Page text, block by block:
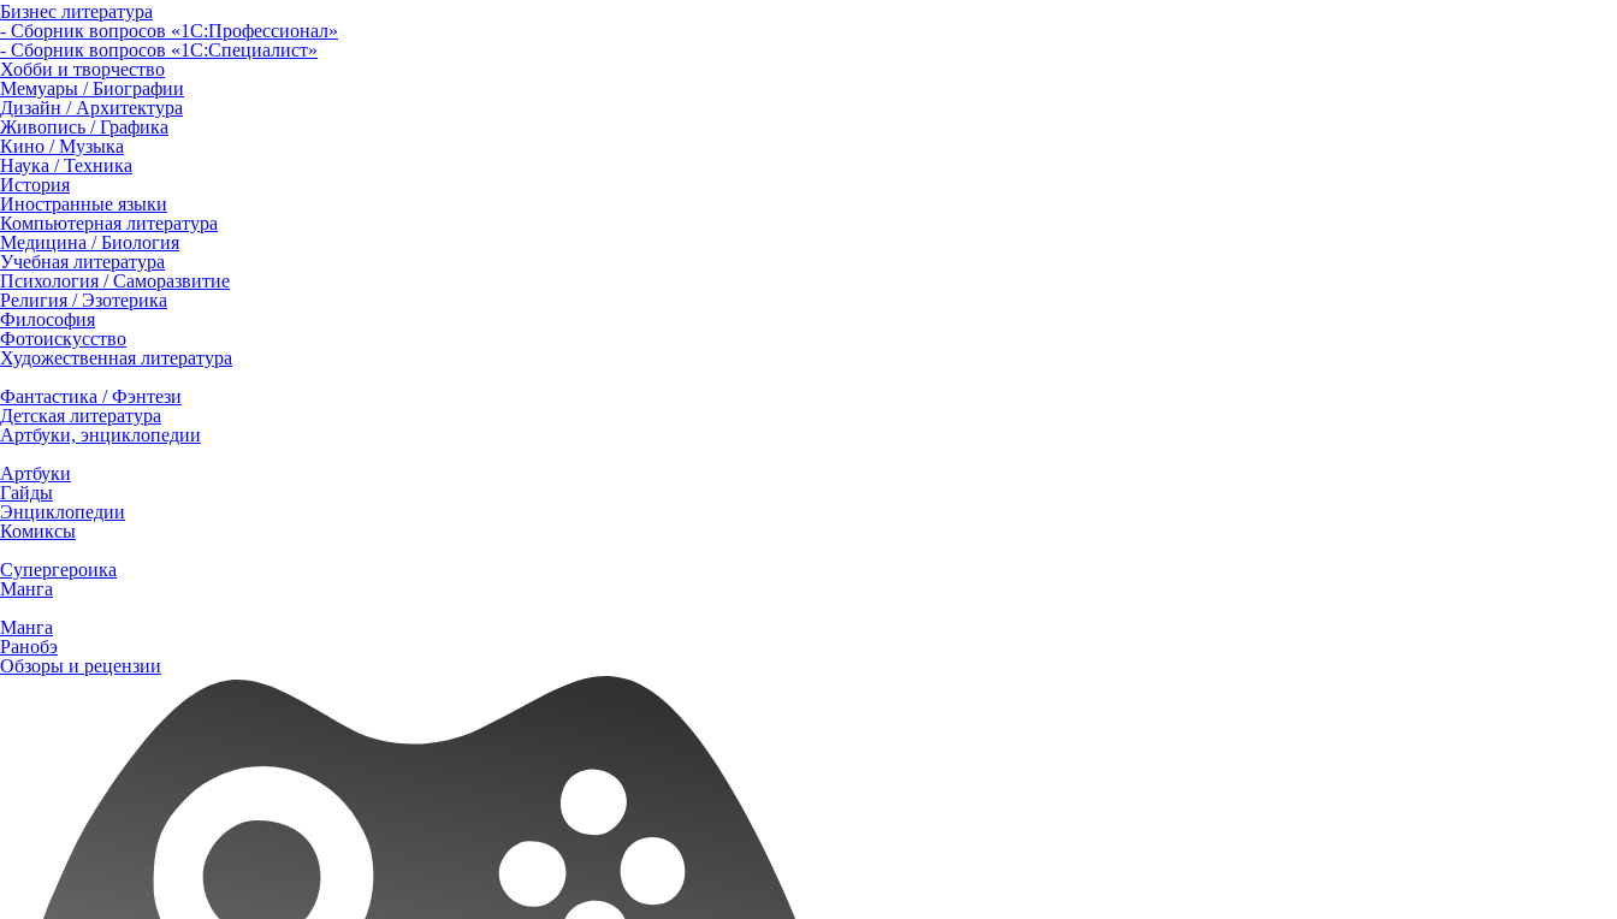
Бизнес литература
- Сборник вопросов «1С:Профессионал»
- Сборник вопросов «1С:Специалист»
Хобби и творчество
Мемуары / Биографии
Дизайн / Архитектура
Живопись / Графика
Кино / Музыка
Наука / Техника
История
Иностранные языки
Компьютерная литература
Медицина / Биология
Учебная литература
Психология / Саморазвитие
Религия / Эзотерика
Философия
Фотоискусство
Художественная литература
Фантастика / Фэнтези
Детская литература
Артбуки, энциклопедии
Артбуки
Гайды
Энциклопедии
Комиксы
Супергероика
Манга
Манга
Ранобэ
Обзоры и рецензии